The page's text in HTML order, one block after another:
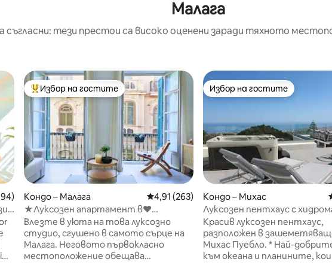
Малага
съгласни: тези престои са високо оценени заради тяхното
оценка: 5 от 5, 194 отзива
Най-популярен избор на гостите
Избор на гостите
Кондо – Малага Средна оценка: 4,91 от 5, 263 отзива
4,91 (263)
★Луксозен апартамент в♥
Малага~Su Casa Away
Влезте в уюта на това луксозно
студио, сгушено в самото сърце на
Малага. Неговото първокласно
местоположение обещава
Избор на гостите
Избор на гостите
Кондо – Михас
Луксозен пентхаус с
вана и инфинити басейн
Красив луксозен пентхаус,
разположен в
Михас Пуебло. * Най-добрите гледки
към океана и планините,